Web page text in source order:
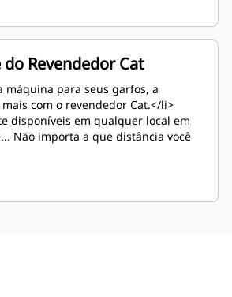
prenda-o quando necessário. Solte-o
li></ul>
Revendedor Cat
máquina para seus garfos, a
com o revendedor Cat.</li>
disponíveis em qualquer local em
Não importa a que distância você